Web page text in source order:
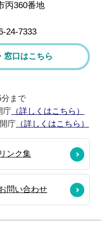
丙360番地
24-7333
窓口はこちら
まで
庁 （詳しくはこちら）
庁 （詳しくはこちら）
リンク集
問い合わせ